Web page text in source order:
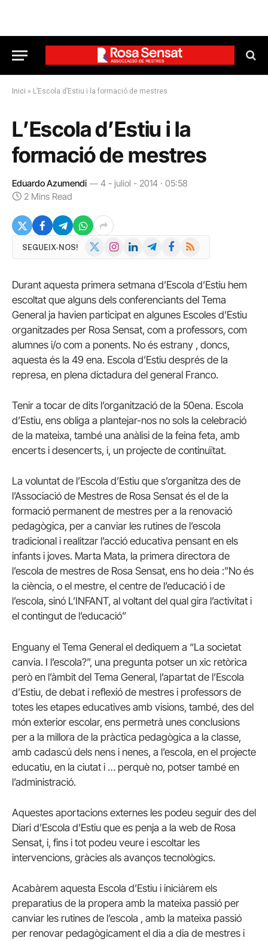
Inici » L’Escola d’Estiu i la formació de mestres
L’Escola d’Estiu i la
formació de mestres
Eduardo Azumendi
4 - juliol - 2014 · 05:58
2 Mins Read
SEGUEIX-NOS!
X
InstagramLinkedInTelegramFacebook
RSS
Durant aquesta primera setmana d’Escola d’Estiu hem
escoltat que alguns dels conferenciants del Tema
General ja havien participat en algunes Escoles d’Estiu
organitzades per Rosa Sensat, com a professors, com
alumnes i/o com a ponents. No és estrany , doncs,
aquesta és la 49 ena. Escola d’Estiu després de la
represa, en plena dictadura del general Franco.
Tenir a tocar de dits l’organització de la 50ena. Escola
d’Estiu, ens obliga a plantejar-nos no sols la celebració
de la mateixa, també una anàlisi de la feina feta, amb
encerts i desencerts, i, un projecte de continuïtat.
La voluntat de l’Escola d’Estiu que s’organitza des de
l’Associació de Mestres de Rosa Sensat és el de la
formació permanent de mestres per a la renovació
pedagògica, per a canviar les rutines de l’escola
tradicional i realitzar l’acció educativa pensant en els
infants i joves. Marta Mata, la primera directora de
l’escola de mestres de Rosa Sensat, ens ho deia :”No és
la ciència, o el mestre, el centre de l’educació i de
l’escola, sinó L’INFANT, al voltant del qual gira l’activitat i
el contingut de l’educació”
Enguany el Tema General el dediquem a “La societat
canvia. I l’escola?”, una pregunta potser un xic retòrica
però en l’àmbit del Tema General, l’apartat de l’Escola
d’Estiu, de debat i reflexió de mestres i professors de
totes les etapes educatives amb visions, també, des del
món exterior escolar, ens permetrà unes conclusions
per a la millora de la pràctica pedagògica a la classe,
amb cadascú dels nens i nenes, a l’escola, en el projecte
educatiu, en la ciutat i … perquè no, potser també en
l’administració.
Aquestes aportacions externes les podeu seguir des del
Diari d’Escola d’Estiu que es penja a la web de Rosa
Sensat, i, fins i tot podeu veure i escoltar les
intervencions, gràcies als avanços tecnològics.
Acabàrem aquesta Escola d’Estiu i iniciàrem els
preparatius de la propera amb la mateixa passió per
canviar les rutines de l’escola , amb la mateixa passió
per renovar pedagògicament el dia a dia de mestres i